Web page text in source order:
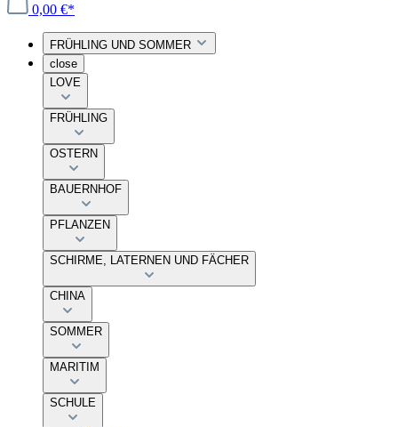
0,00 €*
FRÜHLING UND SOMMER
close
LOVE
FRÜHLING
OSTERN
BAUERNHOF
PFLANZEN
SCHIRME, LATERNEN UND FÄCHER
CHINA
SOMMER
MARITIM
SCHULE